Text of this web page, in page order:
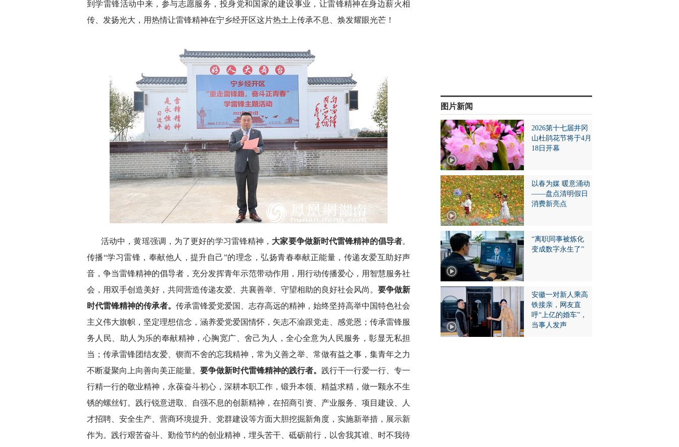
到学雷锋活动中来，参与志愿服务，投身党和国家的建设事业，让雷锋精神在身边薪火相
传、发扬光大，用热情让雷锋精神在宁乡经开区这片热土上传承不息、焕发耀眼光芒！
活动中，黄瑶强调，为了更好的学习雷锋精神， 大家要争做新时代雷锋精神的倡导者。
传播“学习雷锋，奉献他人，提升自己”的理念，弘扬青春奉献正能量，传递友爱互助好声
音，争当雷锋精神的倡导者，充分发挥青年示范带动作用，用行动传播爱心，用智慧服务社
会，用双手创造美好，共同营造传递友爱、共襄善举、守望相助的良好社会风尚。 要争做新
时代雷锋精神的传承者。 传承雷锋爱党爱国、志存高远的精神，始终坚持高举中国特色社会
主义伟大旗帜，坚定理想信念，涵养爱党爱国情怀，矢志不渝跟党走、感党恩；传承雷锋服
务人民、助人为乐的奉献精神，心胸宽广、舍己为人，全心全意为人民服务，彰显无私担
当；传承雷锋团结友爱、锲而不舍的忘我精神，常为义善之举、常做有益之事，集青年之力
不断凝聚向上向善向美正能量。 要争做新时代雷锋精神的践行者。 践行干一行爱一行、专一
行精一行的敬业精神，永葆奋斗初心，深耕本职工作，锻升本领、精益求精，做一颗永不生
锈的螺丝钉。践行锐意进取、自强不息的创新精神，在招商引资、产业服务、项目建设、人
才招聘、安全生产、营商环境提升、党群建设等方面大胆挖掘新角度，实施新举措，展示新
作为。践行艰苦奋斗、勤俭节约的创业精神，埋头苦干、砥砺前行，以舍我其谁、时不我待
图片新闻
2026第十七届井冈
山杜鹃花节将于4月
18日开幕
以春为媒 暖意涌动
——盘点清明假日
消费新亮点
“离职同事被炼化
变成数字永生了”
安徽一对新人乘高
铁接亲，网友直
呼“上亿的婚车”，
当事人发声